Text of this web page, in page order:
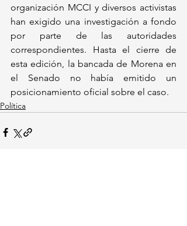
organización MCCI y diversos activistas
han exigido una investigación a fondo
por parte de las autoridades
correspondientes. Hasta el cierre de
esta edición, la bancada de Morena en
el Senado no había emitido un
posicionamiento oficial sobre el caso.
Política